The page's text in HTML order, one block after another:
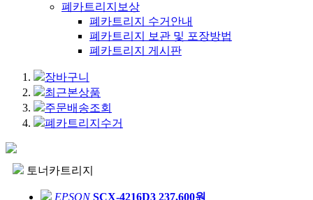
폐카트리지보상
폐카트리지 수거안내
폐카트리지 보관 및 포장방법
폐카트리지 게시판
장바구니
최근본상품
주문배송조회
폐카트리지수거
토너카트리지
EPSON SCX-4216D3 237,600원